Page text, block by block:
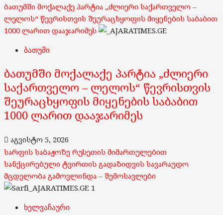
ბათუმში მოქალაქე პარტია „ძლიერი საქართველო –
ლელოს“ წევრისთვის შეურაცხყოფის მიყენების საბაბით
1000 ლარით დააჯარიმეს
ბათუმი
ბათუმში მოქალაქე პარტია „ძლიერი
საქართველო – ლელოს“ წევრისთვის
შეურაცხყოფის მიყენების საბაბით
1000 ლარით დააჯარიმეს
აგვისტო 5, 2026
სარფის საბაჟოზე რუსეთის მიმართულებით
სანქცირებული ტვირთის გადაზიდვის სავარაუდო
მცდელობა გამოვლინდა – შემოსავლები
1
ხელვაჩაური